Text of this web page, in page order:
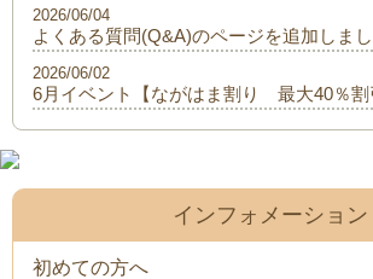
よくある質問(Q&A)のページを追加しま
2026/06/04
6月イベント【ながはま割り 最大40％割
2026/06/02
インフォメーション
初めての方へ